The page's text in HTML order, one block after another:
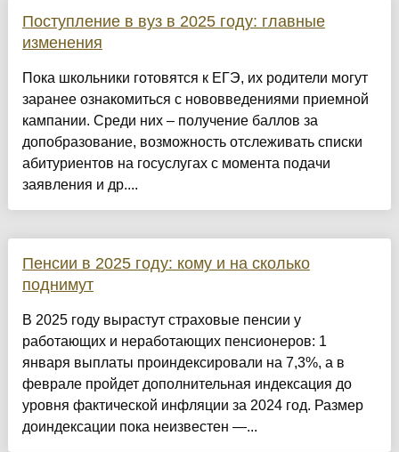
Поступление в вуз в 2025 году: главные
изменения
Пока школьники готовятся к ЕГЭ, их родители могут
заранее ознакомиться с нововведениями приемной
кампании. Среди них – получение баллов за
допобразование, возможность отслеживать списки
абитуриентов на госуслугах с момента подачи
заявления и др....
Пенсии в 2025 году: кому и на сколько
поднимут
В 2025 году вырастут страховые пенсии у
работающих и неработающих пенсионеров: 1
января выплаты проиндексировали на 7,3%, а в
феврале пройдет дополнительная индексация до
уровня фактической инфляции за 2024 год. Размер
доиндексации пока неизвестен —...